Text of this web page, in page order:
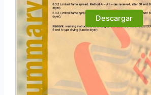
Descargar